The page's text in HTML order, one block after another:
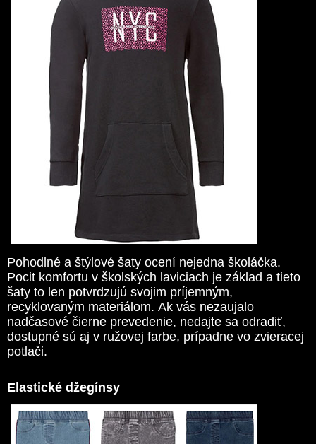
Pohodlné a štýlové šaty ocení nejedna školáčka.
Pocit komfortu v školských laviciach je základ a tieto
šaty to len potvrdzujú svojim príjemným,
recyklovaným materiálom. Ak vás nezaujalo
nadčasové čierne prevedenie, nedajte sa odradiť,
dostupné sú aj v ružovej farbe, prípadne vo zvieracej
potlači.
Elastické džegínsy